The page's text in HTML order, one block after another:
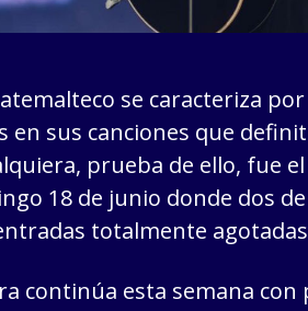
se caracteriza
en sus canciones que
prueba de ello, fue
18 de junio donde dos
totalmente
continúa esta semana con